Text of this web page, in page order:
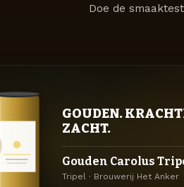
Doe de
GOUDEN.
ZACHT.
Gouden Carolus
Tripel · Brouwerij Het Anker